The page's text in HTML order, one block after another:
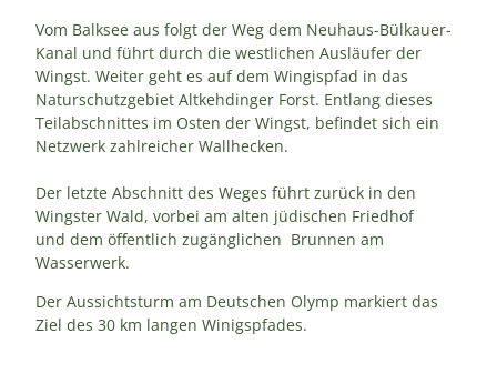
Vom Balksee aus folgt der Weg dem Neuhaus-Bülkauer-
Kanal und führt durch die westlichen Ausläufer der
Wingst. Weiter geht es auf dem Wingispfad in das
Naturschutzgebiet Altkehdinger Forst. Entlang dieses
Teilabschnittes im Osten der Wingst, befindet sich ein
Netzwerk zahlreicher Wallhecken.
Der letzte Abschnitt des Weges führt zurück in den
Wingster Wald, vorbei am alten jüdischen Friedhof
und dem öffentlich zugänglichen Brunnen am
Wasserwerk.
Der Aussichtsturm am Deutschen Olymp markiert das
Ziel des 30 km langen Winigspfades.